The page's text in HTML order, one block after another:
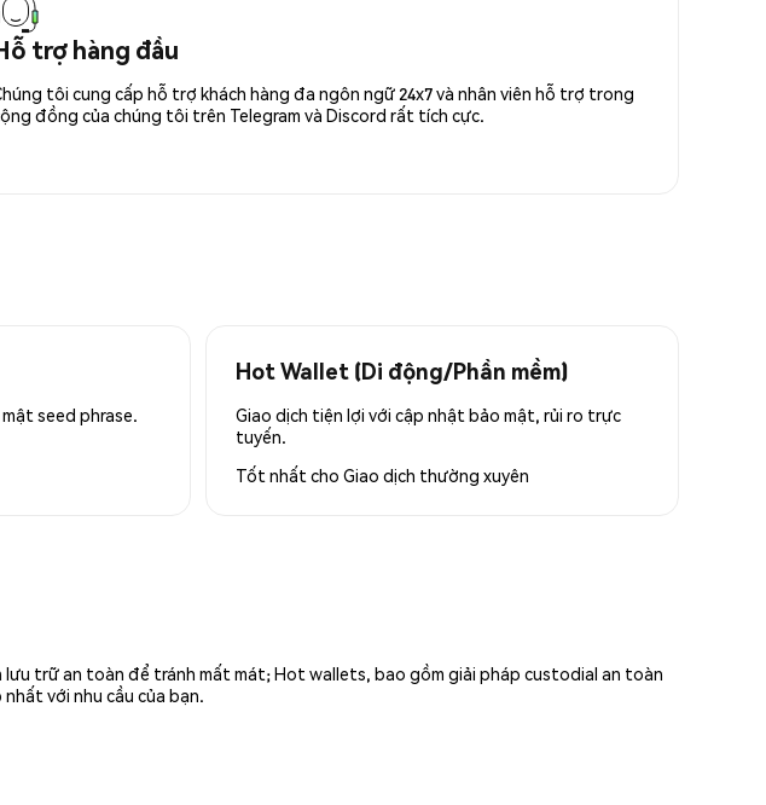
trợ hàng đầu
tôi cung cấp hỗ trợ khách hàng đa ngôn ngữ 24x7 và nhân viên hỗ trợ trong
đồng của chúng tôi trên Telegram và Discord rất tích cực.
seed phrase.
Hot Wallet (Di động/Phần mềm)
Giao dịch tiện lợi với cập nhật bảo mật, rủi ro trực
tuyến.
Tốt nhất cho Giao dịch thường xuyên
trữ an toàn để tránh mất mát; Hot wallets, bao gồm giải pháp custodial an toàn
với nhu cầu của bạn.